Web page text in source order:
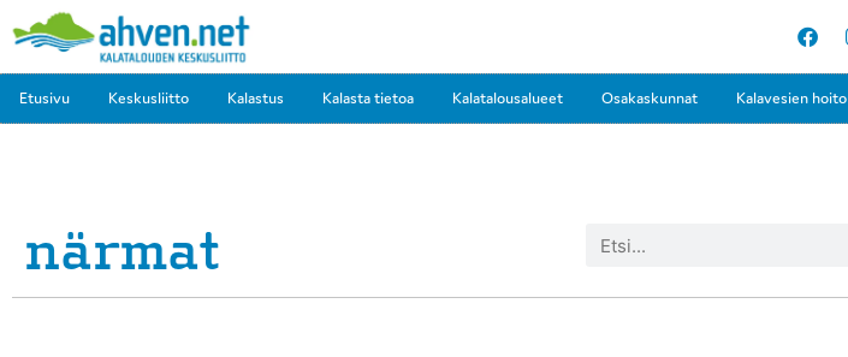
Etusivu Keskusliitto Kalastus Kalasta tietoa Kalatalousalueet Osakaskunnat Kalavesien hoito
närmat